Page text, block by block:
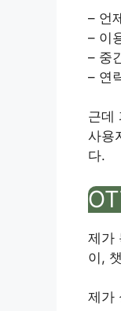
– 언
– 이
– 중
– 연
근데
사용
다.
제가
이,
제가